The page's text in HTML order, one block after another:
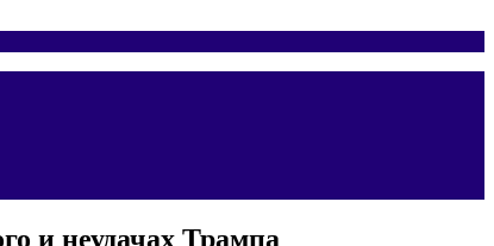
и неудачах Трампа